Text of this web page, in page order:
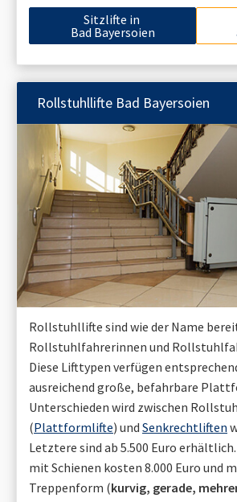
Sitzlifte in
Bad Bayersoien
Rollstuhllifte Bad Bayersoien
Rollstuhllifte sind wie der Name
Rollstuhlfahrerinnen und
Diese Lifttypen verfügen
ausreichend große, befahrbare
Unterschieden wird zwischen
(Plattformlifte) und Senkrechtliften
Letztere sind ab 5.500 Euro
mit Schienen kosten 8.000 Euro und
Treppenform (kurvig, gerade,